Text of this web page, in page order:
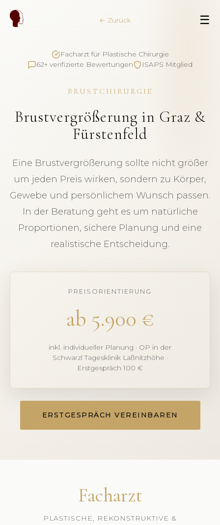
← Zurück ☰
Facharzt für Plastische Chirurgie
62+ verifizierte Bewertungen
ISAPS Mitglied
BRUSTCHIRURGIE
Brustvergrößerung in Graz &
Fürstenfeld
Eine Brustvergrößerung sollte nicht größer
um jeden Preis wirken, sondern zu Körper,
Gewebe und persönlichem Wunsch passen.
In der Beratung geht es um natürliche
Proportionen, sichere Planung und eine
realistische Entscheidung.
PREISORIENTIERUNG
ab 5.900 €
inkl. individueller Planung · OP in der
Schwarzl Tagesklinik Laßnitzhöhe ·
Erstgespräch 100 €
ERSTGESPRÄCH VEREINBAREN
Facharzt
PLASTISCHE, REKONSTRUKTIVE &